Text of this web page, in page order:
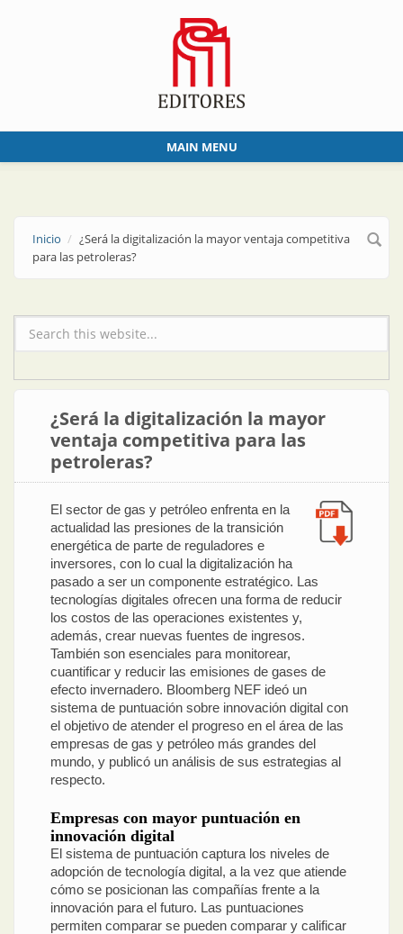
MAIN MENU
Inicio
¿Será la digitalización la mayor ventaja competitiva
para las petroleras?
Formulario de búsqueda
¿Será la digitalización la mayor
ventaja competitiva para las
petroleras?
El sector de gas y petróleo enfrenta en la
actualidad las presiones de la transición
energética de parte de reguladores e
inversores, con lo cual la digitalización ha
pasado a ser un componente estratégico. Las
tecnologías digitales ofrecen una forma de reducir
los costos de las operaciones existentes y,
además, crear nuevas fuentes de ingresos.
También son esenciales para monitorear,
cuantificar y reducir las emisiones de gases de
efecto invernadero. Bloomberg NEF ideó un
sistema de puntuación sobre innovación digital con
el objetivo de atender el progreso en el área de las
empresas de gas y petróleo más grandes del
mundo, y publicó un análisis de sus estrategias al
respecto.
Empresas con mayor puntuación en
innovación digital
El sistema de puntuación captura los niveles de
adopción de tecnología digital, a la vez que atiende
cómo se posicionan las compañías frente a la
innovación para el futuro. Las puntuaciones
permiten comparar se pueden comparar y calificar